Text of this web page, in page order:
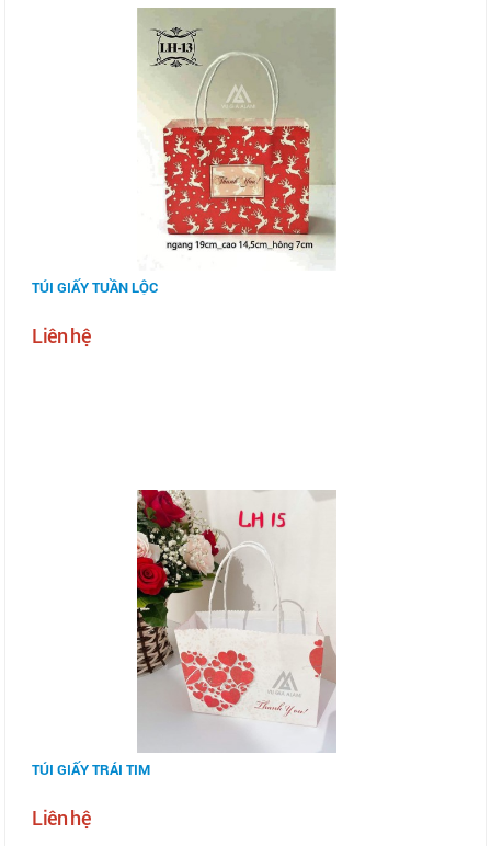
TÚI GIẤY TUẦN LỘC
Liên hệ
TÚI GIẤY TRÁI TIM
Liên hệ